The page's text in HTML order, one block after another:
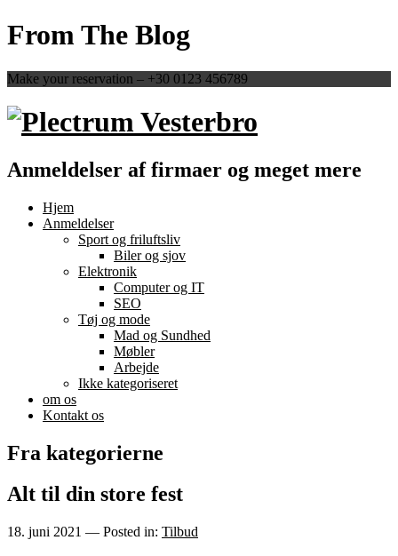
From The Blog
Make your reservation – +30 0123 456789
Anmeldelser af firmaer og meget mere
Hjem
Anmeldelser
Sport og friluftsliv
Biler og sjov
Elektronik
Computer og IT
SEO
Tøj og mode
Mad og Sundhed
Møbler
Arbejde
Ikke kategoriseret
om os
Kontakt os
Fra kategorierne
Alt til din store fest
18. juni 2021 — Posted in: Tilbud